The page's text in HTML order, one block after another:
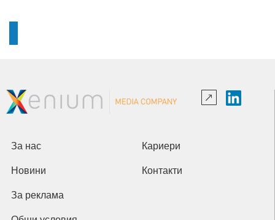
За нас Кариери
Новини Контакти
За реклама